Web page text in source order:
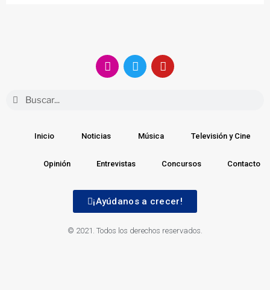
Inicio Noticias Música Televisión y Cine
Opinión Entrevistas Concursos Contacto
¡Ayúdanos a crecer!
© 2021. Todos los derechos reservados.